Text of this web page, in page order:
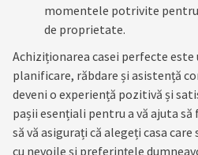
momentele potrivite pentru
de proprietate.
Achiziționarea casei perfecte este
planificare, răbdare și asistență
deveni o experiență pozitivă și
pașii esențiali pentru a vă ajuta
să vă asigurați că alegeți casa
cu nevoile și preferințele